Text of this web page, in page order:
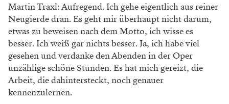
Martin Traxl: Aufregend. Ich gehe eigentlich aus reiner
Neugierde dran. Es geht mir überhaupt nicht darum,
etwas zu beweisen nach dem Motto, ich wisse es
besser. Ich weiß gar nichts besser. Ja, ich habe viel
gesehen und verdanke den Abenden in der Oper
unzählige schöne Stunden. Es hat mich gereizt, die
Arbeit, die dahintersteckt, noch genauer
kennenzulernen.